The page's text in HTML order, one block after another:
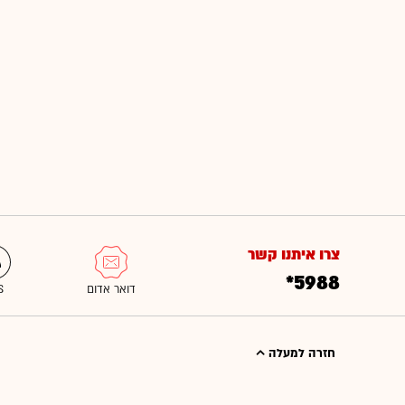
צרו איתנו קשר
*5988
חזרה למעלה